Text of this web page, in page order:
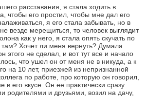
расставания, я стала ходить в
чтобы его простил, чтобы мне дал его
я его стала забывать, но в
везде мерещиться, то человек выглядит
как у него, я стала опять скучать по
Хочет ли меня вернуть? Думала
этого не сделал, и вот тут все и начало
что ушел он от меня не в никуда, а к
на 10 лет, приезжей из непризнанной
по работе, про которую он говорил,
в его вкусе. Он ее практически сразу
родителями и друзьями, возил на дачу,